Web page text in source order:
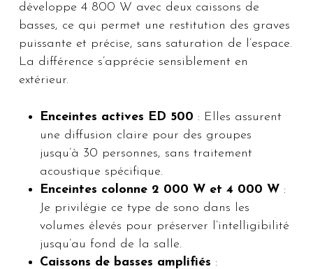
développe 4 800 W avec deux caissons de
basses, ce qui permet une restitution des graves
puissante et précise, sans saturation de l’espace.
La différence s’apprécie sensiblement en
extérieur.
Enceintes actives ED 500 : Elles assurent
une diffusion claire pour des groupes
jusqu’à 30 personnes, sans traitement
acoustique spécifique.
Enceintes colonne 2 000 W et 4 000 W :
Je privilégie ce type de sono dans les
volumes élevés pour préserver l’intelligibilité
jusqu’au fond de la salle.
Caissons de basses amplifiés :